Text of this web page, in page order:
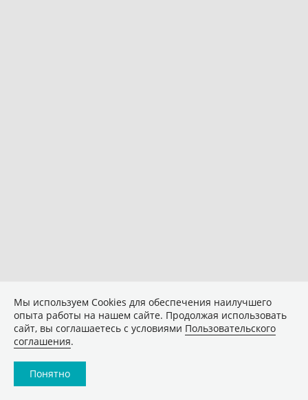
Мы используем Сookies для обеспечения наилучшего
опыта работы на нашем сайте. Продолжая использовать
сайт, вы соглашаетесь с условиями Пользовательского
соглашения.
Понятно